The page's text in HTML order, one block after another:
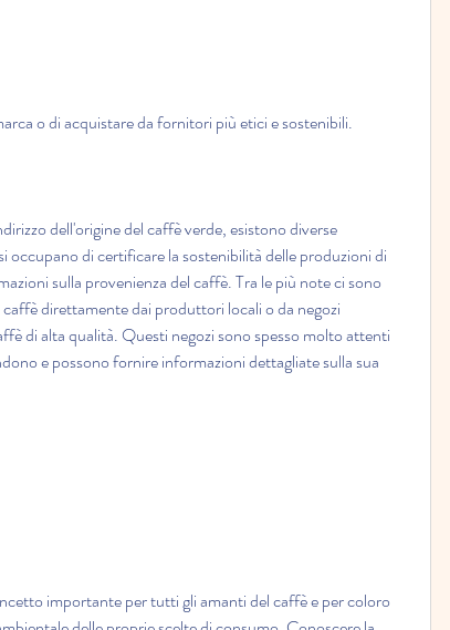
o di acquistare da fornitori più etici e sostenibili.
dell'origine del caffè verde, esistono diverse
occupano di certificare la sostenibilità delle produzioni di
sulla provenienza del caffè. Tra le più note ci sono
direttamente dai produttori locali o da negozi
di alta qualità. Questi negozi sono spesso molto attenti
e possono fornire informazioni dettagliate sulla sua
importante per tutti gli amanti del caffè e per coloro